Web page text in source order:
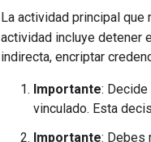
La actividad principal que
actividad incluye detener
indirecta, encriptar
Importante:
vinculado. Esta
Importante: Debes